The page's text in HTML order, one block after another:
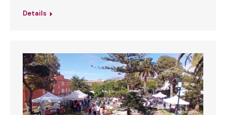
Details